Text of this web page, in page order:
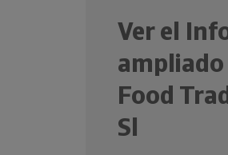
Ver el
Food
Sl